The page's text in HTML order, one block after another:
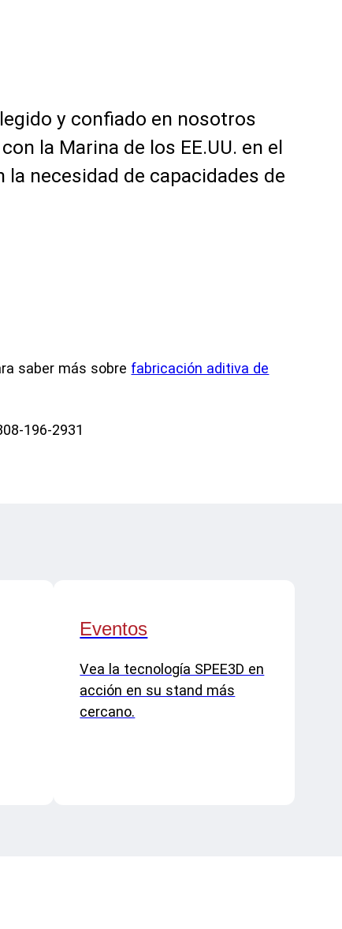
y confiado en nosotros
la Marina de los EE.UU. en el
necesidad de capacidades de
saber más sobre fabricación aditiva de
196-2931
Eventos
Vea la tecnología SPEE3D en
acción en su stand más
cercano.